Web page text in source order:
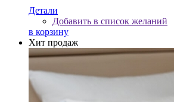
Детали
Добавить в список желаний
в корзину
Хит продаж